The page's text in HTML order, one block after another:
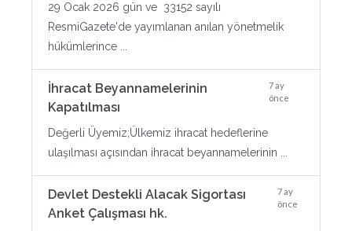
29 Ocak 2026 gün ve 33152 sayılı
ResmiGazete'de yayımlanan anılan yönetmelik
hükümlerince ...
İhracat Beyannamelerinin
Kapatılması
7 ay
önce
Değerli Üyemiz;Ülkemiz ihracat hedeflerine
ulaşılması açısından ihracat beyannamelerinin ...
Devlet Destekli Alacak Sigortası
Anket Çalışması hk.
7 ay
önce